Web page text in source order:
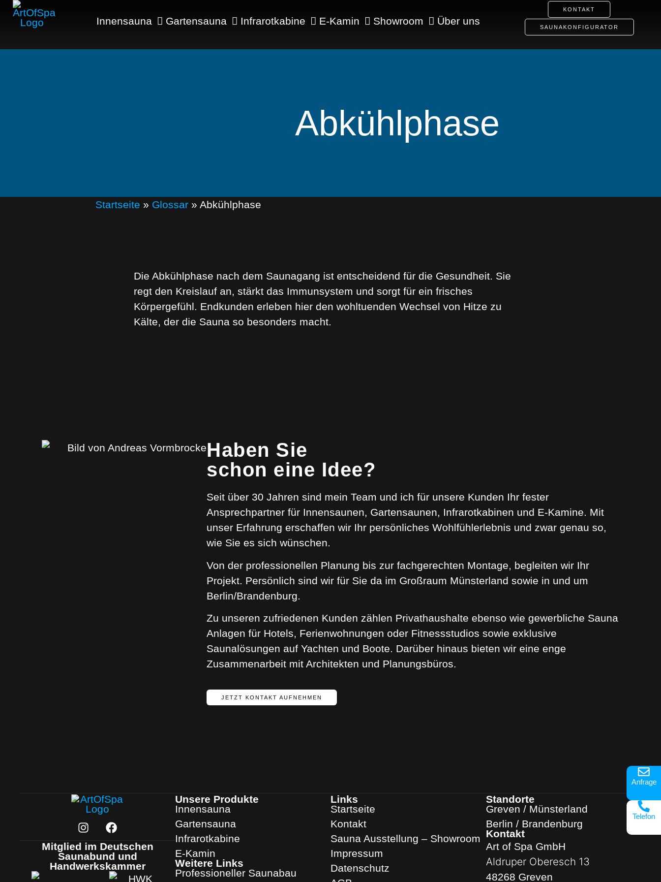
Innensauna Gartensauna Infrarotkabine E-Kamin Showroom Über uns
KONTAKT
SAUNAKONFIGURATOR
Anfrage
Telefon
Abkühlphase
Startseite » Glossar » Abkühlphase
Die Abkühlphase nach dem Saunagang ist entscheidend für die Gesundheit. Sie
regt den Kreislauf an, stärkt das Immunsystem und sorgt für ein frisches
Körpergefühl. Endkunden erleben hier den wohltuenden Wechsel von Hitze zu
Kälte, der die Sauna so besonders macht.
Haben Sie
schon eine Idee?
Seit über 30 Jahren sind mein Team und ich für unsere Kunden Ihr fester
Ansprechpartner für Innensaunen, Gartensaunen, Infrarotkabinen und E-Kamine. Mit
unser Erfahrung erschaffen wir Ihr persönliches Wohlfühlerlebnis und zwar genau so,
wie Sie es sich wünschen.
Von der professionellen Planung bis zur fachgerechten Montage, begleiten wir Ihr
Projekt. Persönlich sind wir für Sie da im Großraum Münsterland sowie in und um
Berlin/Brandenburg.
Zu unseren zufriedenen Kunden zählen Privathaushalte ebenso wie gewerbliche Sauna
Anlagen für Hotels, Ferienwohnungen oder Fitnessstudios sowie exklusive
Saunalösungen auf Yachten und Boote. Darüber hinaus bieten wir eine enge
Zusammenarbeit mit Architekten und Planungsbüros.
JETZT KONTAKT AUFNEHMEN
Mitglied im Deutschen
Saunabund und
Handwerkskammer
Unsere Produkte
Innensauna
Gartensauna
Infrarotkabine
E-Kamin
Weitere Links
Professioneller Saunabau
Links
Startseite
Kontakt
Sauna Ausstellung – Showroom
Impressum
Datenschutz
Standorte
Greven / Münsterland
Berlin / Brandenburg
Kontakt
Art of Spa GmbH
Aldruper Oberesch 13
48268 Greven